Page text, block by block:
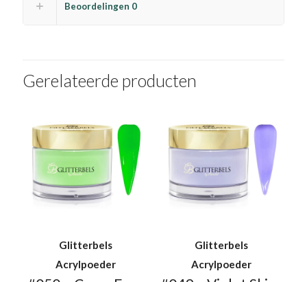
Beoordelingen 0
Gerelateerde producten
Glitterbels
Acrylpoeder
Glitterbels
Acrylpoeder